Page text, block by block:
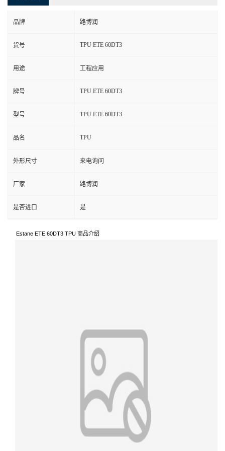
品牌 路博润
货号 TPU ETE 60DT3
用途 工程应用
牌号 TPU ETE 60DT3
型号 TPU ETE 60DT3
品名 TPU
外形尺寸 来电询问
厂家 路博润
是否进口 是
Estane ETE 60DT3 TPU 商品介绍